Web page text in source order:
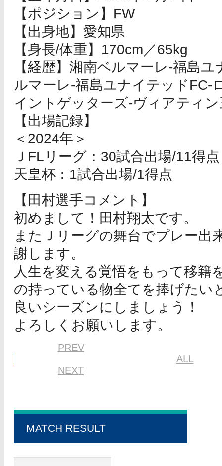
【ポジション】FW
【出身地】愛知県
【身長/体重】170cm／65kg
【経歴】湘南ベルマーレ-福島
ルマーレ-福島ユナイテッドFC-
イントゲッターズ-ヴィアティン
【出場記録】
＜2024年＞
ＪFLリーグ：30試合出場/11得点
天皇杯：1試合出場/1得点
【田村選手コメント】
初めまして！田村翔太です。
またＪリーグの舞台でプレー出
謝します。
人生を変える覚悟をもって移籍
の持っている物全てを捧げたい
良いシーズンにしましょう！
よろしくお願いします。
PREV
ALL
NEXT
MATCH RESULT